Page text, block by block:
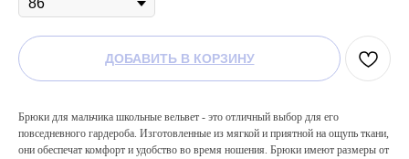
ДОБАВИТЬ В КОРЗИНУ
Брюки для мальчика школьные вельвет - это отличный выбор для его
повседневного гардероба. Изготовленные из мягкой и приятной на ощупь ткани,
они обеспечат комфорт и удобство во время ношения. Брюки имеют размеры от